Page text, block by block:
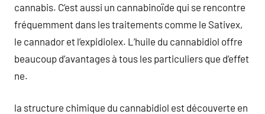
cannabis. C’est aussi un cannabinoïde qui se rencontre
fréquemment dans les traitements comme le Sativex,
le cannador et l’expidiolex. L’huile du cannabidiol offre
beaucoup d’avantages à tous les particuliers que d’effet
ne.
la structure chimique du cannabidiol est découverte en